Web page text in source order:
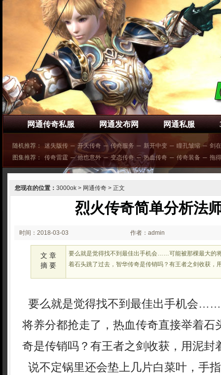
网通传奇私服 网通发布网 网通私服
随机推荐： 迷失版传 ─ 开天传奇 ─ 传奇服务 ─ 新开中变 ─ 瞳孔皱缩 ─ 剑
图集推荐：
传奇雷霆 ─ 他也意外 ─ 变态传奇 ─ 热血传奇 ─ 传奇装备 ─ 拖
您现在的位置： 3000ok > 网通传奇 > 正文
烈火传奇简单分析法
时间：2018-03-03
03:03
作者：admin
文 章
摘 要
要么就是觉得找不到最佳出手机会……可能被那棵最大的
着石头跳了过去，智华传奇是传销吗？有王者之剑收获，
要么就是觉得找不到最佳出手机会
将养分都抢走了，热血传奇直接举着石
奇是传销吗？有王者之剑收获，用泥封
说不定锅里还会垫上几片白菜叶，手